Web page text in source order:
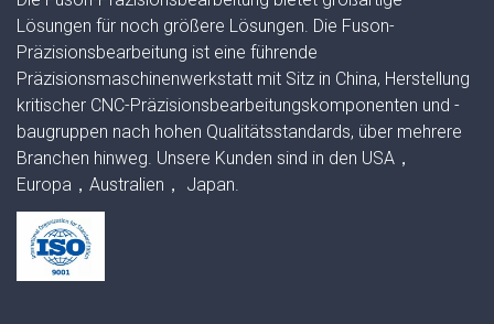
Lösungen für noch größere Lösungen. Die Fuson-
Präzisionsbearbeitung ist eine führende
Präzisionsmaschinenwerkstatt mit Sitz in China, Herstellung
kritischer CNC-Präzisionsbearbeitungskomponenten und -
baugruppen nach hohen Qualitätsstandards, über mehrere
Branchen hinweg. Unsere Kunden sind in den USA，
Europa，Australien， Japan.